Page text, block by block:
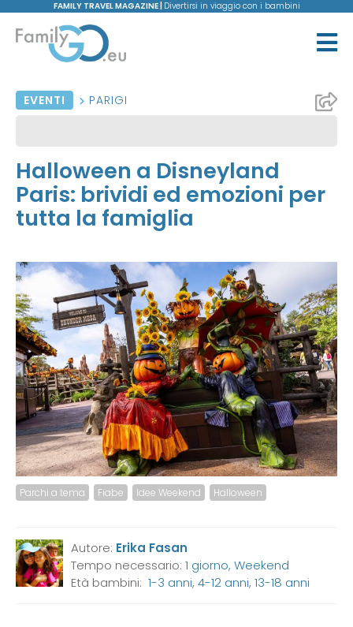
FAMILY TRAVEL MAGAZINE | Divertirsi in viaggio con i bambini
EVENTI PARIGI
Halloween a Disneyland
Paris: brividi ed emozioni per
tutta la famiglia
Parchi a tema Fiabe Idee Weekend Halloween
Autore: Erika Fasan
Tempo necessario: 1 giorno, Weekend
Età bambini: 1-3 anni, 4-12 anni, 13-18 anni